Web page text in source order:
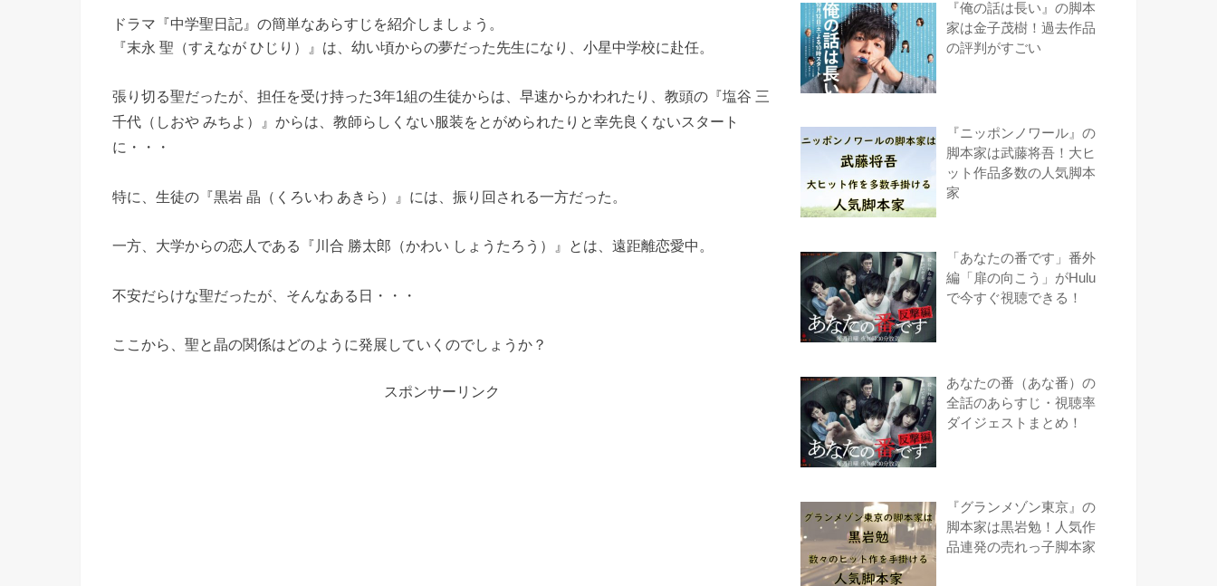
ドラマ『中学聖日記』の簡単なあらすじを紹介しましょう。
『末永 聖（すえなが ひじり）』は、幼い頃からの夢だった先生になり、小星中学校に赴任。
張り切る聖だったが、担任を受け持った3年1組の生徒からは、早速からかわれたり、教頭の『塩谷 三
千代（しおや みちよ）』からは、教師らしくない服装をとがめられたりと幸先良くないスタート
に・・・
特に、生徒の『黒岩 晶（くろいわ あきら）』には、振り回される一方だった。
一方、大学からの恋人である『川合 勝太郎（かわい しょうたろう）』とは、遠距離恋愛中。
不安だらけな聖だったが、そんなある日・・・
ここから、聖と晶の関係はどのように発展していくのでしょうか？
スポンサーリンク
『俺の話は長い』の脚本
家は金子茂樹！過去作品
の評判がすごい
『ニッポンノワール』の
脚本家は武藤将吾！大ヒ
ット作品多数の人気脚本
家
「あなたの番です」番外
編「扉の向こう」がHulu
で今すぐ視聴できる！
あなたの番（あな番）の
全話のあらすじ・視聴率
ダイジェストまとめ！
『グランメゾン東京』の
脚本家は黒岩勉！人気作
品連発の売れっ子脚本家